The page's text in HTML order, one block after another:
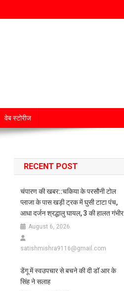
वेब स्टोरीज
RECENT POST
चंपारण की खबर::चकिया के परसौनी टोल
प्लाजा के पास खड़ी ट्रक में घुसी टाटा पंच,
आधा दर्जन श्रद्धालु घायल, 3 की हालत गंभीर
August 6, 2026
satishmishra9116@gmail.com
डेंगू में स्वउपचार से बचने की दी डॉ आर के
सिंह ने सलाह